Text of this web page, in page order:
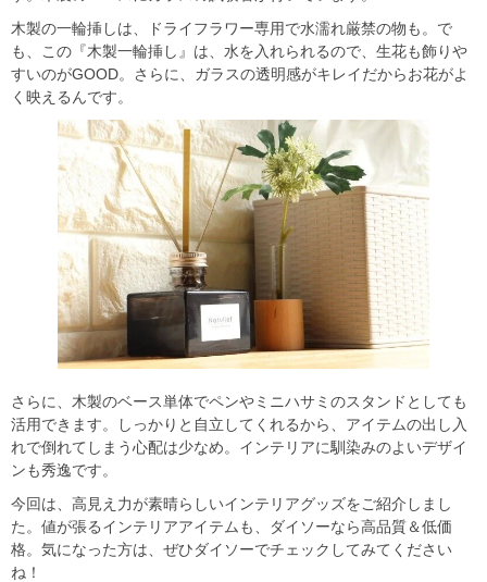
木製の一輪挿しは、ドライフラワー専用で水濡れ厳禁の物も。で
も、この『木製一輪挿し』は、水を入れられるので、生花も飾りや
すいのがGOOD。さらに、ガラスの透明感がキレイだからお花がよ
く映えるんです。
さらに、木製のベース単体でペンやミニハサミのスタンドとしても
活用できます。しっかりと自立してくれるから、アイテムの出し入
れで倒れてしまう心配は少なめ。インテリアに馴染みのよいデザイ
ンも秀逸です。
今回は、高見え力が素晴らしいインテリアグッズをご紹介しまし
た。値が張るインテリアアイテムも、ダイソーなら高品質＆低価
格。気になった方は、ぜひダイソーでチェックしてみてください
ね！